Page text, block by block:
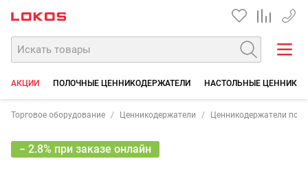
+7
АКЦИИ ПОЛОЧНЫЕ ЦЕННИКОДЕРЖАТЕЛИ НАСТОЛЬНЫЕ
Торговое оборудование Ценникодержатели Ценникодержатели
− 2.8% при заказе онлайн